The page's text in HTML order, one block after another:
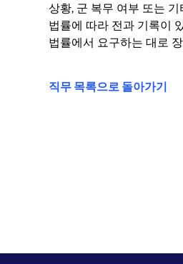
상황, 군 복무 여부 또는
법률에 따라 전과 기록이
법률에서 요구하는 대로
직무 목록으로 돌아가기